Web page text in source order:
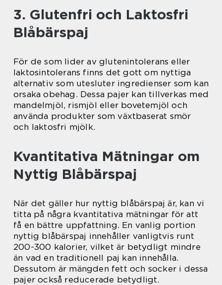
3. Glutenfri och Laktosfri
Blåbärspaj
För de som lider av glutenintolerans eller
laktosintolerans finns det gott om nyttiga
alternativ som utesluter ingredienser som kan
orsaka obehag. Dessa pajer kan tillverkas med
mandelmjöl, rismjöl eller bovetemjöl och
använda produkter som växtbaserat smör
och laktosfri mjölk.
Kvantitativa Mätningar om
Nyttig Blåbärspaj
När det gäller hur nyttig blåbärspaj är, kan vi
titta på några kvantitativa mätningar för att
få en bättre uppfattning. En vanlig portion
nyttig blåbärspaj innehåller vanligtvis runt
200-300 kalorier, vilket är betydligt mindre
än vad en traditionell paj kan innehålla.
Dessutom är mängden fett och socker i dessa
pajer också reducerade betydligt.